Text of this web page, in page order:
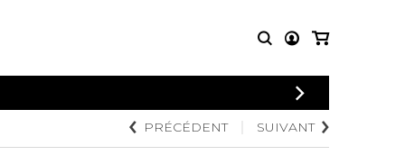
CONNEXION
PARTITIONS
POUR
AUTRES
PRODUITS
PRÉCÉDENT SUIVANT